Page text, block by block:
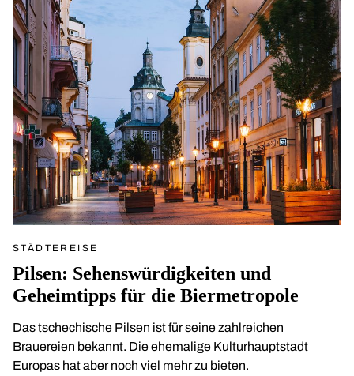
STÄDTEREISE
Pilsen: Sehenswürdigkeiten und
Geheimtipps für die Biermetropole
Das tschechische Pilsen ist für seine zahlreichen
Brauereien bekannt. Die ehemalige Kulturhauptstadt
Europas hat aber noch viel mehr zu bieten.